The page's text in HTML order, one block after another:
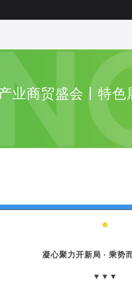
业商贸盛会丨特
凝心聚力开新局 · 乘势
▼▼▼